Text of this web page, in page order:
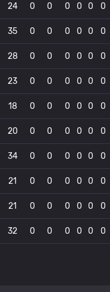
24 0 0 0 0 0 0
35 0 0 0 0 0 0
28 0 0 0 0 0 0
23 0 0 0 0 0 0
18 0 0 0 0 0 0
20 0 0 0 0 0 0
34 0 0 0 0 0 0
21 0 0 0 0 0 0
21 0 0 0 0 0 0
32 0 0 0 0 0 0